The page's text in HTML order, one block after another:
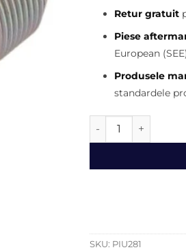
Retur gratuit
Piese
European
Produsele
standardele
Cantitate Senzor
SKU: PIU281